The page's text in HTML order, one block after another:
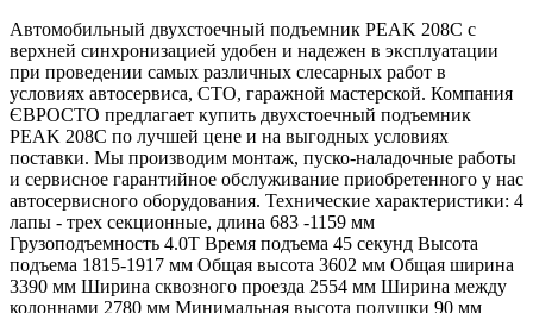
Автомобильный двухстоечный подъемник PEAK 208C с
верхней синхронизацией удобен и надежен в эксплуатации
при проведении самых различных слесарных работ в
условиях автосервиса, СТО, гаражной мастерской. Компания
ЄВРОСТО предлагает купить двухстоечный подъемник
PEAK 208C по лучшей цене и на выгодных условиях
поставки. Мы производим монтаж, пуско-наладочные работы
и сервисное гарантийное обслуживание приобретенного у нас
автосервисного оборудования. Технические характеристики: 4
лапы - трех секционные, длина 683 -1159 мм
Грузоподъемность 4.0T Время подъема 45 секунд Высота
подъема 1815-1917 мм Общая высота 3602 мм Общая ширина
3390 мм Ширина сквозного проезда 2554 мм Ширина между
колоннами 2780 мм Минимальная высота подушки 90 мм